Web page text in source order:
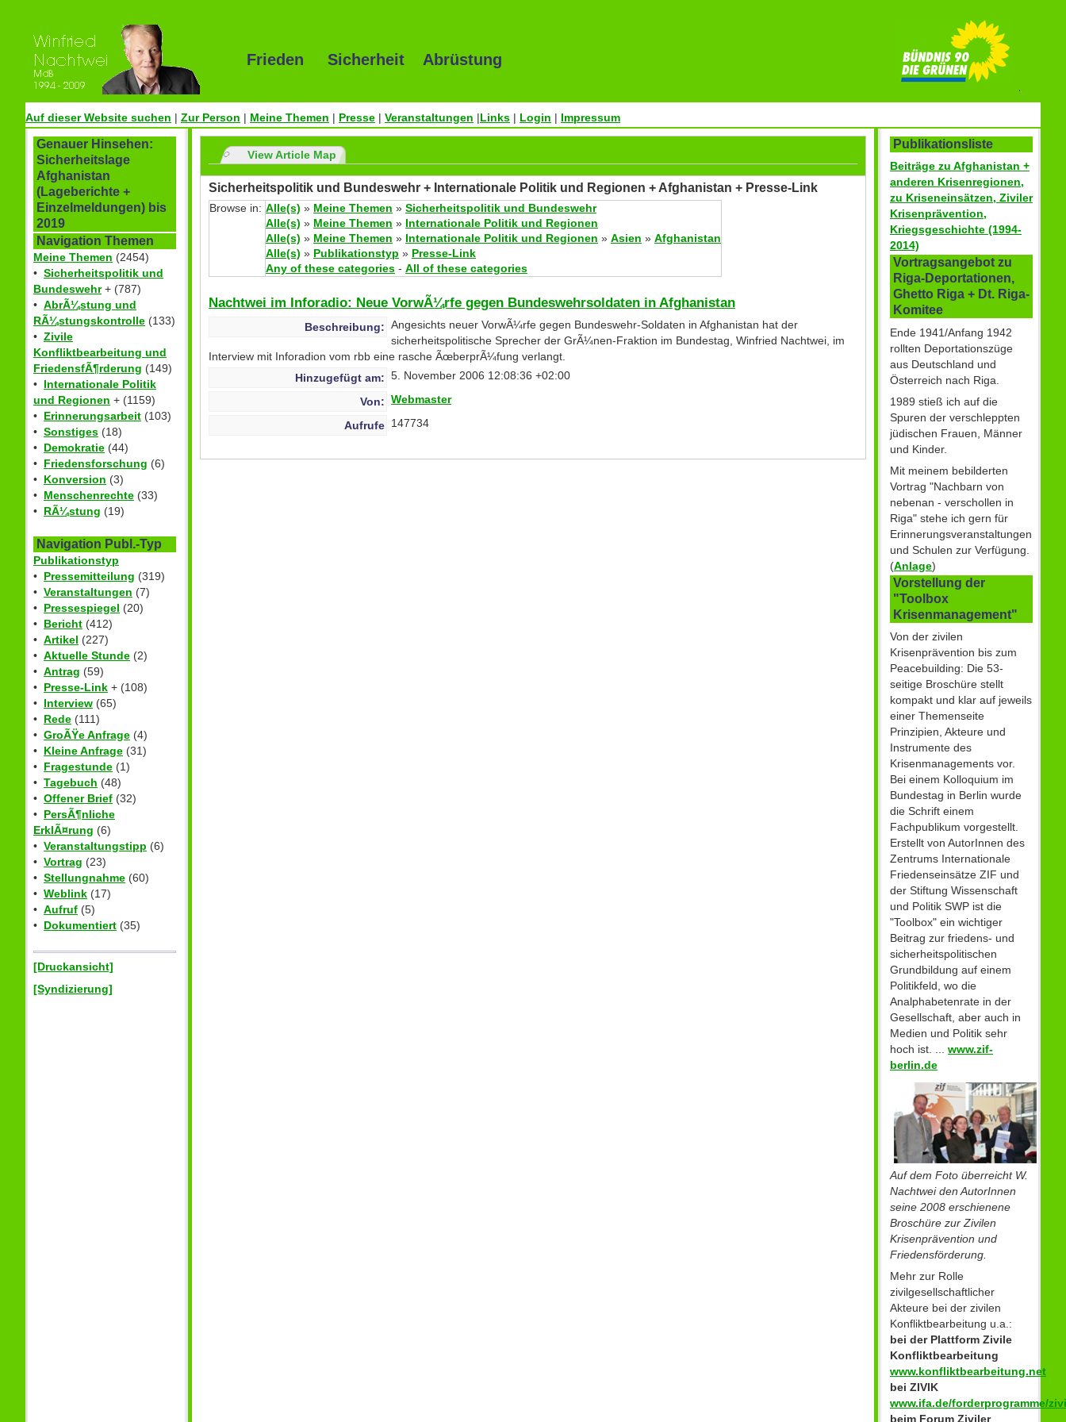
Frieden Sicherheit Abrüstung
Auf dieser Website suchen | Zur Person | Meine Themen | Presse | Veranstaltungen |Links | Login | Impressum
Genauer Hinsehen:
Sicherheitslage
Afghanistan
(Lageberichte +
Einzelmeldungen) bis
2019
Navigation Themen
Meine Themen (2454)
• Sicherheitspolitik und
Bundeswehr+ (787)
• AbrÃ¼stung und
RÃ¼stungskontrolle (133)
• Zivile
Konfliktbearbeitung und
FriedensfÃ¶rderung (149)
• Internationale Politik
und Regionen + (1159)
• Erinnerungsarbeit (103)
• Sonstiges (18)
• Demokratie (44)
• Friedensforschung (6)
• Konversion (3)
• Menschenrechte (33)
• RÃ¼stung (19)
Navigation Publ.-Typ
Publikationstyp
• Pressemitteilung (319)
• Veranstaltungen (7)
• Pressespiegel (20)
• Bericht (412)
• Artikel (227)
• Aktuelle Stunde (2)
• Antrag (59)
• Presse-Link + (108)
• Interview (65)
• Rede (111)
• GroÃŸe Anfrage (4)
• Kleine Anfrage (31)
• Fragestunde (1)
• Tagebuch (48)
• Offener Brief (32)
• PersÃ¶nliche
ErklÃ¤rung (6)
• Veranstaltungstipp (6)
• Vortrag (23)
• Stellungnahme (60)
• Weblink (17)
• Aufruf (5)
• Dokumentiert (35)
[Druckansicht]
[Syndizierung]
View Article Map
Sicherheitspolitik und Bundeswehr + Internationale Politik und Regionen + Afghanistan + Presse-Link
Browse in: Alle(s) » Meine Themen » Sicherheitspolitik und Bundeswehr
Alle(s) » Meine Themen » Internationale Politik und Regionen
Alle(s) » Meine Themen » Internationale Politik und Regionen » Asien » Afghanistan
Alle(s) » Publikationstyp » Presse-Link
Any of these categories - All of these categories
Nachtwei im Inforadio: Neue VorwÃ¼rfe gegen Bundeswehrsoldaten in Afghanistan
Beschreibung: Angesichts neuer VorwÃ¼rfe gegen Bundeswehr-Soldaten in Afghanistan hat der
sicherheitspolitische Sprecher der GrÃ¼nen-Fraktion im Bundestag, Winfried Nachtwei, im
Interview mit Inforadion vom rbb eine rasche ÃœberprÃ¼fung verlangt.
Hinzugefügt am: 5. November 2006 12:08:36 +02:00
Von: Webmaster
Aufrufe 147734
Publikationsliste
Beiträge zu Afghanistan +
anderen Krisenregionen,
zu Kriseneinsätzen, Ziviler
Krisenprävention,
Kriegsgeschichte (1994-
2014)
Vortragsangebot zu
Riga-Deportationen,
Ghetto Riga + Dt. Riga-
Komitee
Ende 1941/Anfang 1942
rollten Deportationszüge
aus Deutschland und
Österreich nach Riga.
1989 stieß ich auf die
Spuren der verschleppten
jüdischen Frauen, Männer
und Kinder.
Mit meinem bebilderten
Vortrag "Nachbarn von
nebenan - verschollen in
Riga" stehe ich gern für
Erinnerungsveranstaltungen
und Schulen zur Verfügung.
(Anlage)
Vorstellung der
"Toolbox
Krisenmanagement"
Von der zivilen
Krisenprävention bis zum
Peacebuilding: Die 53-
seitige Broschüre stellt
kompakt und klar auf jeweils
einer Themenseite
Prinzipien, Akteure und
Instrumente des
Krisenmanagements vor.
Bei einem Kolloquium im
Bundestag in Berlin wurde
die Schrift einem
Fachpublikum vorgestellt.
Erstellt von AutorInnen des
Zentrums Internationale
Friedenseinsätze ZIF und
der Stiftung Wissenschaft
und Politik SWP ist die
"Toolbox" ein wichtiger
Beitrag zur friedens- und
sicherheitspolitischen
Grundbildung auf einem
Politikfeld, wo die
Analphabetenrate in der
Gesellschaft, aber auch in
Medien und Politik sehr
hoch ist. ... www.zif-
berlin.de
Auf dem Foto überreicht W.
Nachtwei den AutorInnen
seine 2008 erschienene
Broschüre zur Zivilen
Krisenprävention und
Friedensförderung.
Mehr zur Rolle
zivilgesellschaftlicher
Akteure bei der zivilen
Konfliktbearbeitung u.a.:
bei der Plattform Zivile
Konfliktbearbeitung
www.konfliktbearbeitung.net
bei ZIVIK
www.ifa.de/forderprogramme/
beim Forum Ziviler